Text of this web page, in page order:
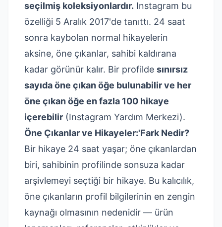
seçilmiş koleksiyonlardır. Instagram bu
özelliği 5 Aralık 2017'de tanıttı. 24 saat
sonra kaybolan normal hikayelerin
aksine, öne çıkanlar, sahibi kaldırana
kadar görünür kalır. Bir profilde sınırsız
sayıda öne çıkan öğe bulunabilir ve her
öne çıkan öğe en fazla 100 hikaye
içerebilir (Instagram Yardım Merkezi).
Öne Çıkanlar ve Hikayeler:'Fark Nedir?
Bir hikaye 24 saat yaşar; öne çıkanlardan
biri, sahibinin profilinde sonsuza kadar
arşivlemeyi seçtiği bir hikaye. Bu kalıcılık,
öne çıkanların profil bilgilerinin en zengin
kaynağı olmasının nedenidir — ürün